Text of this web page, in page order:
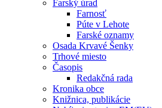
Farský úrad
Farnosť
Púte v Lehote
Farské oznamy
Osada Krvavé Šenky
Trhové miesto
Časopis
Redakčná rada
Kronika obce
Knižnica, publikácie